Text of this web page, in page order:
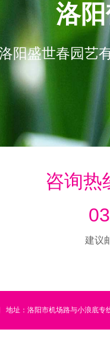
洛
阳盛世春园艺
咨询热
建议
地址：洛阳市机场路与小浪底专